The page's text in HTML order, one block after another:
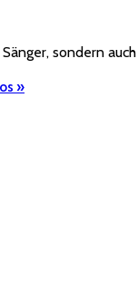
sondern
»